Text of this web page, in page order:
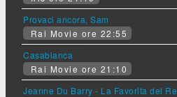
Provaci ancora, Sam
Rai Movie ore 22:55
Casablanca
Rai Movie ore 21:10
Jeanne Du Barry - La Favorita del Re